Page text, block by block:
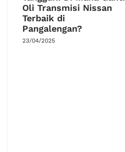
Oli Transmisi Nissan
Terbaik di
Pangalengan?
23/04/2025